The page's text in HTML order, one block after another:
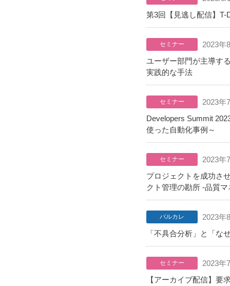
第3回【見逃し配信】
セミナー
2023年
ユーザー部門が主導す
実践的な手法
セミナー
2023年
Developers Summit
使った自動化事例～
セミナー
2023年
プロジェクトを成功さ
クト管理の勘所 -品質
バルカレ
2023年
「不具合分析」と「な
セミナー
2023年
【アーカイブ配信】要